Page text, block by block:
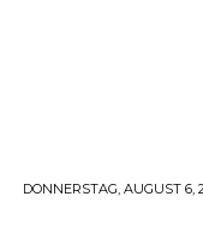
DONNERSTAG, AUGUST 6,